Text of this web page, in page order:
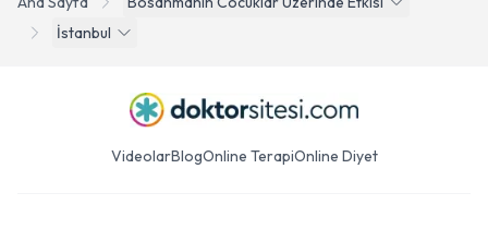
İstanbul
VideolarBlogOnline TerapiOnline Diyet